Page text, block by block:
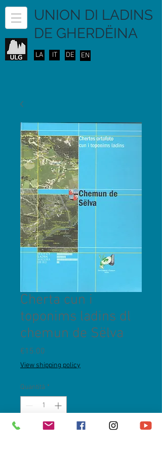
UNION DI LADINS
DE GHERDËINA
LA IT DE EN
Cherta cun i
toponims ladins dl
chemun de Sëlva
€15.00
View shipping policy
Quantità *